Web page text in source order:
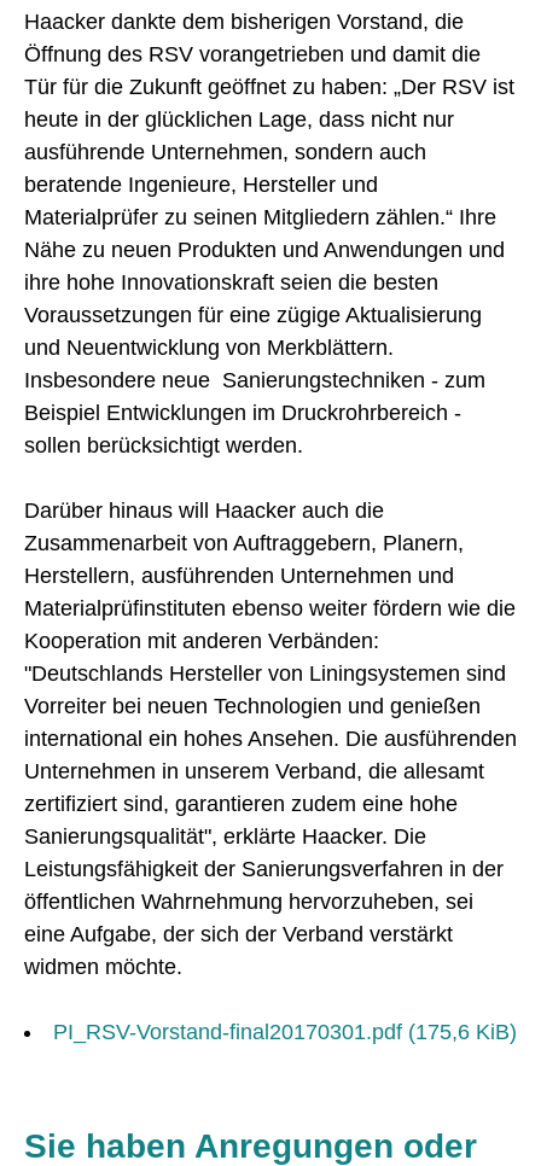
Haacker dankte dem bisherigen Vorstand, die
Öffnung des RSV vorangetrieben und damit die
Tür für die Zukunft geöffnet zu haben: „Der RSV ist
heute in der glücklichen Lage, dass nicht nur
ausführende Unternehmen, sondern auch
beratende Ingenieure, Hersteller und
Materialprüfer zu seinen Mitgliedern zählen.“ Ihre
Nähe zu neuen Produkten und Anwendungen und
ihre hohe Innovationskraft seien die besten
Voraussetzungen für eine zügige Aktualisierung
und Neuentwicklung von Merkblättern.
Insbesondere neue Sanierungstechniken - zum
Beispiel Entwicklungen im Druckrohrbereich -
sollen berücksichtigt werden.
Darüber hinaus will Haacker auch die
Zusammenarbeit von Auftraggebern, Planern,
Herstellern, ausführenden Unternehmen und
Materialprüfinstituten ebenso weiter fördern wie die
Kooperation mit anderen Verbänden:
"Deutschlands Hersteller von Liningsystemen sind
Vorreiter bei neuen Technologien und genießen
international ein hohes Ansehen. Die ausführenden
Unternehmen in unserem Verband, die allesamt
zertifiziert sind, garantieren zudem eine hohe
Sanierungsqualität", erklärte Haacker. Die
Leistungsfähigkeit der Sanierungsverfahren in der
öffentlichen Wahrnehmung hervorzuheben, sei
eine Aufgabe, der sich der Verband verstärkt
widmen möchte.
PI_RSV-Vorstand-final20170301.pdf (175,6 KiB)
Sie haben Anregungen oder